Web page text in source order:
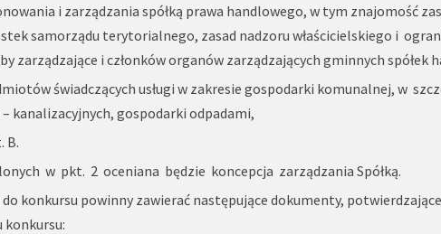
i zarządzania spółką prawa handlowego, w tym znajomość
samorządu terytorialnego, zasad nadzoru właścicielskiego i
zarządzające i członków organów zarządzających gminnych spółek
świadczących usługi w zakresie gospodarki komunalnej, w
kanalizacyjnych, gospodarki odpadami,
B.
w pkt. 2 oceniana będzie koncepcja zarządzania Spółką.
konkursu powinny zawierać następujące dokumenty,
konkursu: